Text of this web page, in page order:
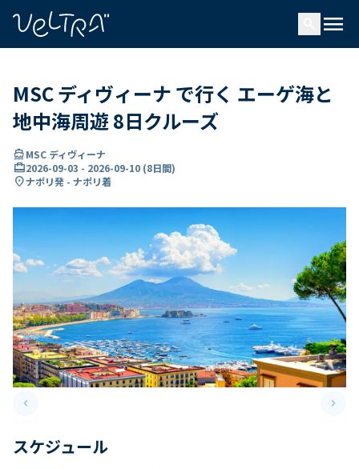
menu
MSC ディヴィーナ で行く エーゲ海と
地中海周遊 8日クルーズ
directions_boatMSC ディヴィーナ
card_travel2026-09-03 - 2026-09-10 (8日間)
location_onナポリ発 - ナポリ着
keyboard_arrow_leftPrevious slide keyboard_arrow_right
スケジュール